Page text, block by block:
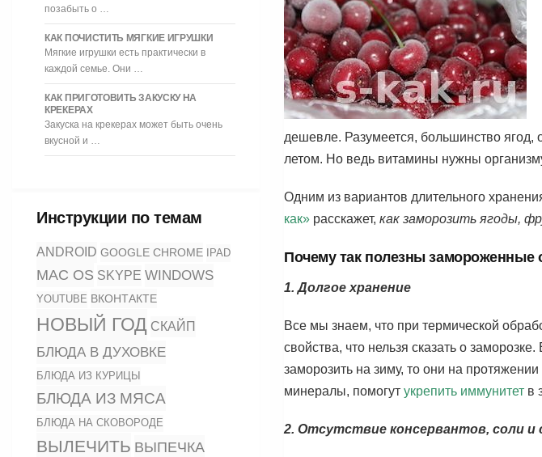
позабыть о …
КАК ПОЧИСТИТЬ МЯГКИЕ ИГРУШКИ
Мягкие игрушки есть практически в
каждой семье. Они …
КАК ПРИГОТОВИТЬ ЗАКУСКУ НА
КРЕКЕРАХ
Закуска на крекерах может быть очень
вкусной и …
Инструкции по темам
ANDROID GOOGLE CHROME IPAD
MAC OS SKYPE WINDOWS
YOUTUBE ВКОНТАКТЕ
НОВЫЙ ГОД СКАЙП
БЛЮДА В ДУХОВКЕ
БЛЮДА ИЗ КУРИЦЫ
БЛЮДА ИЗ МЯСА
БЛЮДА НА СКОВОРОДЕ
ВЫЛЕЧИТЬ ВЫПЕЧКА
дешевле. Разумеется, большинство ягод,
летом. Но ведь витамины нужны
Одним из вариантов длительного
как» расскажет, как заморозить ягоды,
Почему так полезны замороженные
1. Долгое хранение
Все мы знаем, что при термической
свойства, что нельзя сказать о
заморозить на зиму, то они на
минералы, помогут укрепить иммунитет в
2. Отсутствие консервантов, соли и